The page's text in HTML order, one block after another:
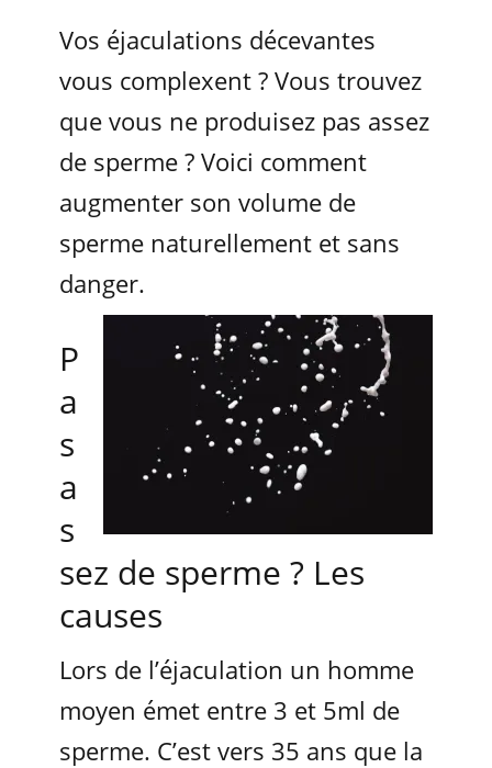
Vos éjaculations décevantes
vous complexent ? Vous trouvez
que vous ne produisez pas assez
de sperme ? Voici comment
augmenter son volume de
sperme naturellement et sans
danger.
P
a
s
a
s
sez de sperme ? Les
causes
Lors de l’éjaculation un homme
moyen émet entre 3 et 5ml de
sperme. C’est vers 35 ans que la